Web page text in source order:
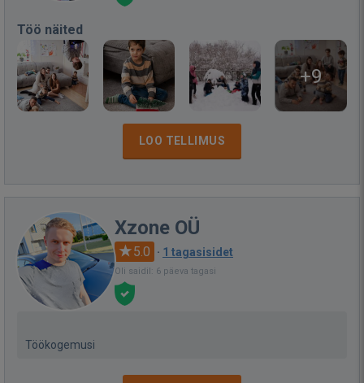
Töö näited
+9
LOO TELLIMUS
Xzone OÜ
5.0 · 1 tagasisidet
Oli saidil: 6 päeva tagasi
Töökogemusi